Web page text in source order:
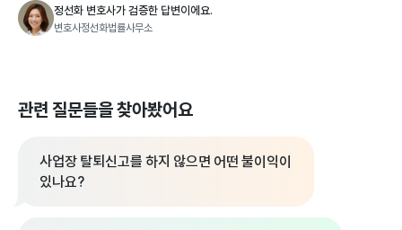
정선화 변호사가 검증한 답변이에요.
변호사정선화법률사무소
관련 질문들을 찾아봤어요
사업장 탈퇴신고를 하지 않으면 어떤 불이익이
있나요?